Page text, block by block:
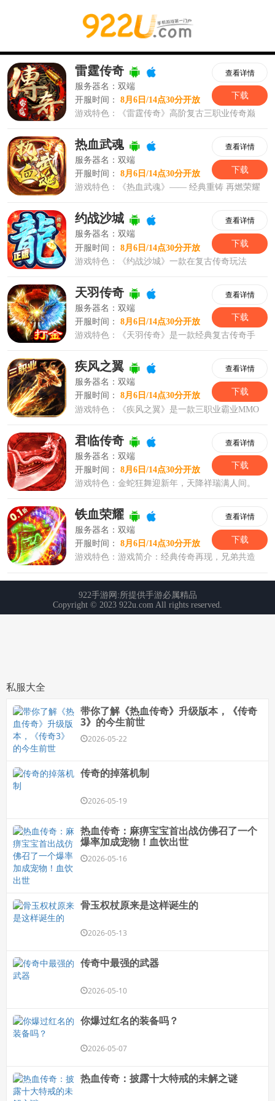
私服大全
带你了解《热血传奇》升级版本，《传奇
3》的今生前世
2026-05-22
传奇的掉落机制
2026-05-19
热血传奇：麻痹宝宝首出战仿佛召了一个
爆率加成宠物！血饮出世
2026-05-16
骨玉权杖原来是这样诞生的
2026-05-13
传奇中最强的武器
2026-05-10
你爆过红名的装备吗？
2026-05-07
热血传奇：披露十大特戒的未解之谜